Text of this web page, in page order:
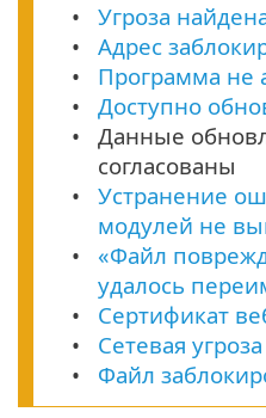
Угроза
Адрес
Программа не
Доступно
Данные
согласованы
Устранение
модулей не
«Файл
удалось
Сертификат
Сетевая
Файл